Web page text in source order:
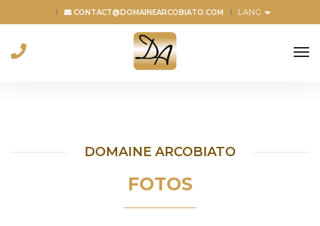
CONTACT@DOMAINEARCOBIATO.COM LANG
DOMAINE ARCOBIATO
FOTOS